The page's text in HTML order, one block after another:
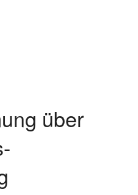
über